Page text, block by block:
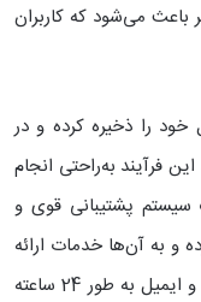
باعث می‌شود که کاربران
خود را ذخیره کرده و در
فرآیند به‌راحتی انجام
پشتیبانی قوی و
و به آن‌ها خدمات ارائه
می‌دهد. پشتیبانی از طریق چت آنلاین، تلفن و ایمیل به طور 24 ساعته